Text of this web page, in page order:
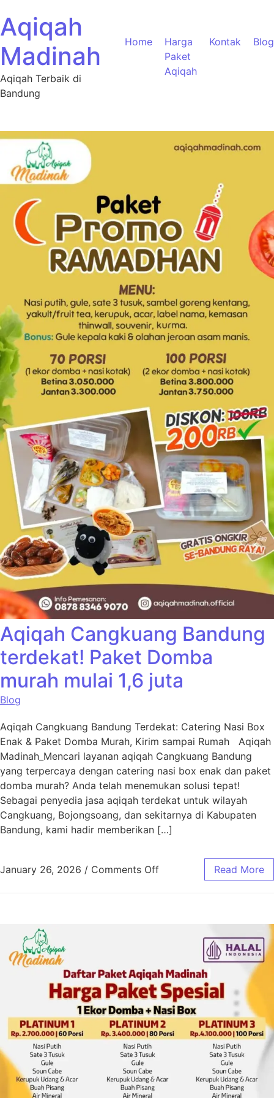
Aqiqah
Madinah
Aqiqah Terbaik di
Bandung
Home
Harga
Paket
Aqiqah
Kontak Blog
Aqiqah Cangkuang Bandung
terdekat! Paket Domba
murah mulai 1,6 juta
Blog
Aqiqah Cangkuang Bandung Terdekat: Catering Nasi Box
Enak & Paket Domba Murah, Kirim sampai Rumah Aqiqah
Madinah_Mencari layanan aqiqah Cangkuang Bandung
yang terpercaya dengan catering nasi box enak dan paket
domba murah? Anda telah menemukan solusi tepat!
Sebagai penyedia jasa aqiqah terdekat untuk wilayah
Cangkuang, Bojongsoang, dan sekitarnya di Kabupaten
Bandung, kami hadir memberikan […]
January 26, 2026 / Comments Off Read More